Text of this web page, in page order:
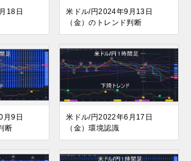
18日
米ドル/円2024年9月13日
（金）のトレンド判断
月9日
断
米ドル/円2022年6月17日
（金）環境認識